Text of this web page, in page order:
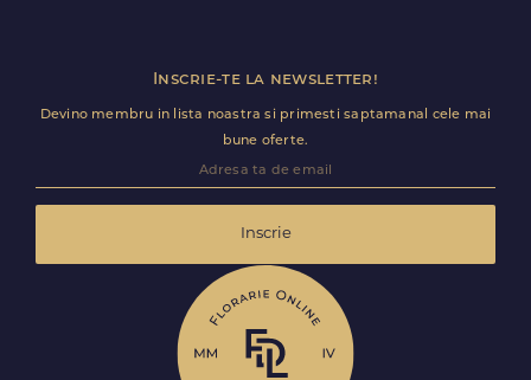
Inscrie-te la newsletter!
Devino membru in lista noastra si primesti saptamanal cele mai
bune oferte.
Inscrie